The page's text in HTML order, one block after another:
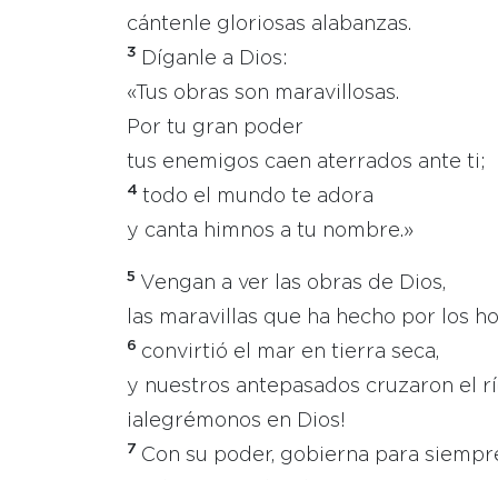
cántenle gloriosas alabanzas.
3
Díganle a Dios:
«Tus obras son maravillosas.
Por tu gran poder
tus enemigos caen aterrados ante ti;
4 todo el mundo te adora
y canta himnos a tu nombre.»
5 Vengan a ver las obras de Dios,
las maravillas que ha hecho por los
6 convirtió el mar en tierra seca,
y nuestros antepasados cruzaron el
¡alegrémonos en Dios!
7 Con su poder, gobierna para